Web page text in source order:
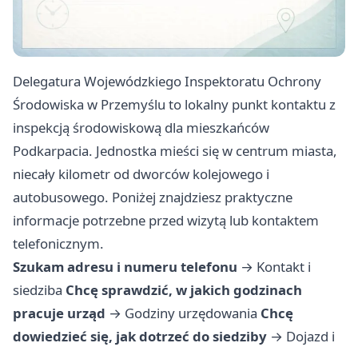
Delegatura Wojewódzkiego Inspektoratu Ochrony
Środowiska w Przemyślu to lokalny punkt kontaktu z
inspekcją środowiskową dla mieszkańców
Podkarpacia. Jednostka mieści się w centrum miasta,
niecały kilometr od dworców kolejowego i
autobusowego. Poniżej znajdziesz praktyczne
informacje potrzebne przed wizytą lub kontaktem
telefonicznym.
Szukam adresu i numeru telefonu → Kontakt i
siedziba Chcę sprawdzić, w jakich godzinach
pracuje urząd → Godziny urzędowania Chcę
dowiedzieć się, jak dotrzeć do siedziby → Dojazd i